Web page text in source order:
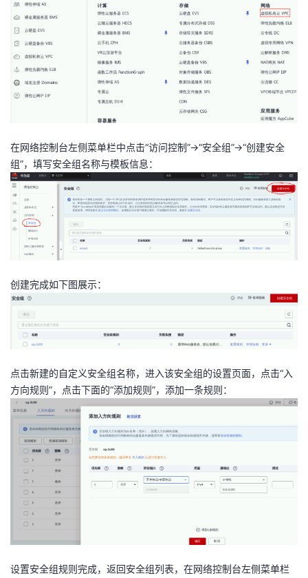
注
开
发
者
堂
我
的
课
程
我
的
认
证
我
的
实
我
的
藏
的
Programs
我
的
支
我
的
技
术
支
持
我
的
云
声
建
议
在网络控制台左侧菜单栏中点击“访问控制”->“安全组”->“创建安全
组”，填写安全组名称与模板信息：
创建完成如下图展示：
点击新建的自定义安全组名称，进入该安全组的设置页面，点击“入
方向规则”，点击下面的“添加规则”，添加一条规则：
设置安全组规则完成，返回安全组列表，在网络控制台左侧菜单栏